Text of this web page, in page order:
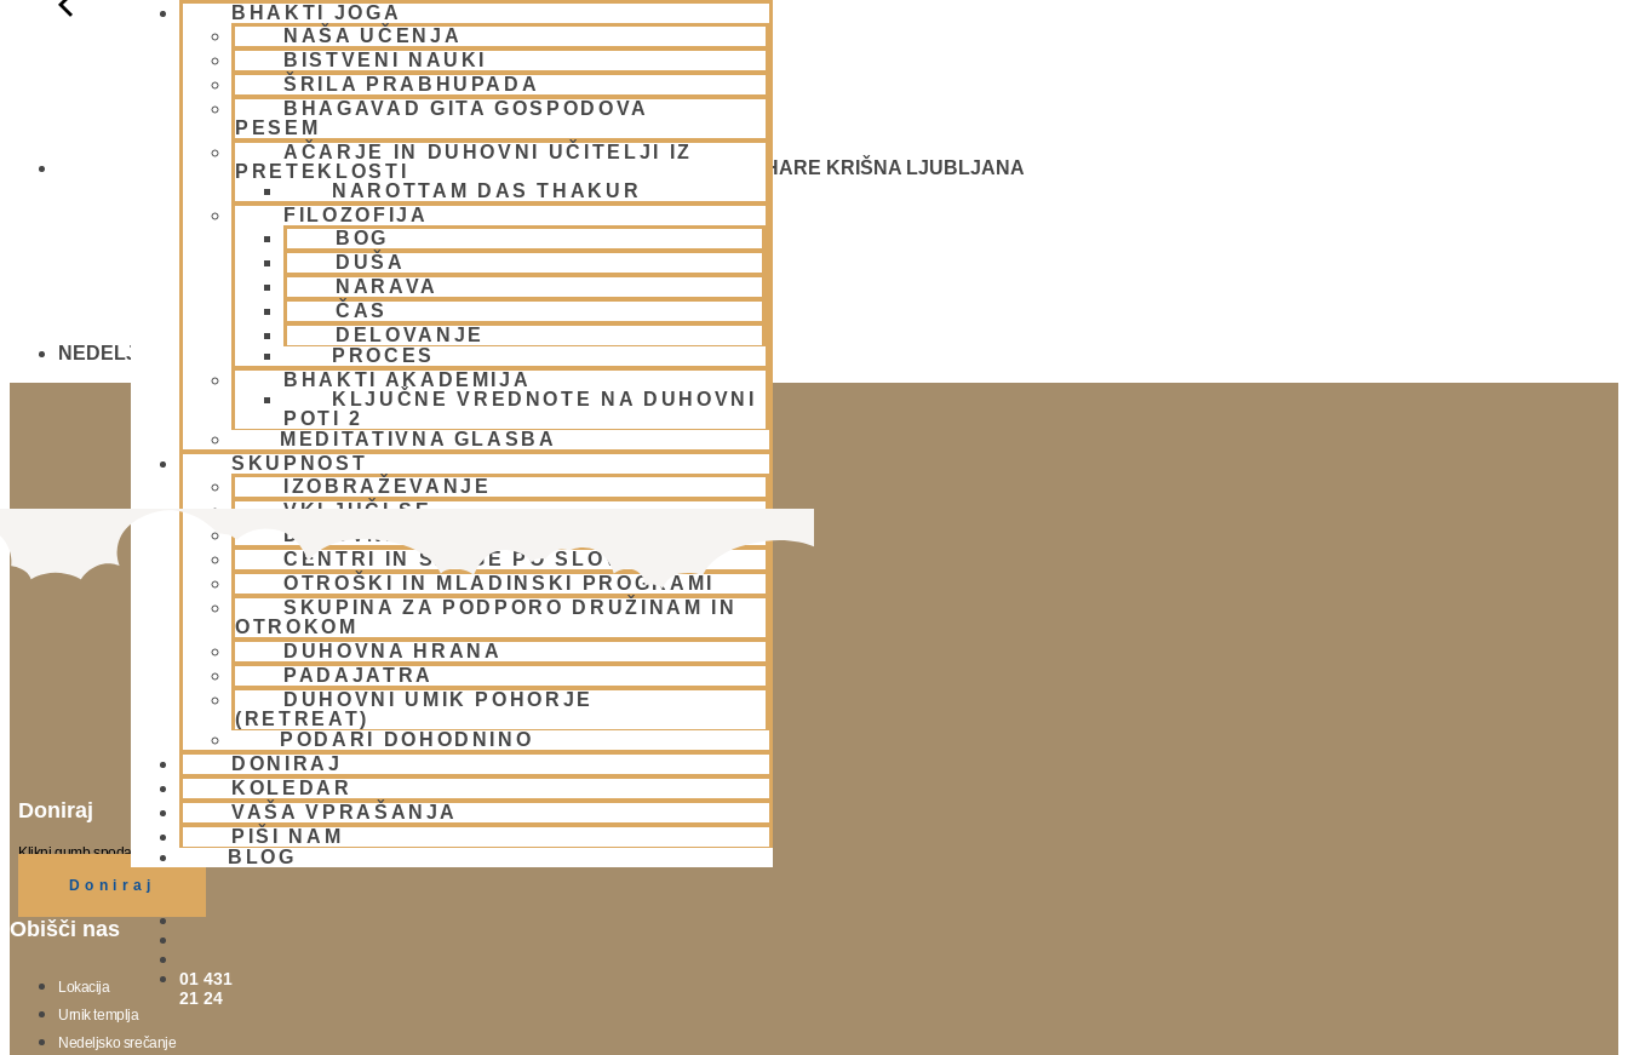
BHAKTI JOGA
NAŠA UČENJA
BISTVENI NAUKI
ŠRILA PRABHUPADA
BHAGAVAD GITA GOSPODOVA
PESEM
AČARJE IN DUHOVNI UČITELJI IZ
PRETEKLOSTI
NAROTTAM DAS THAKUR
FILOZOFIJA
BOG
DUŠA
NARAVA
ČAS
DELOVANJE
PROCES
BHAKTI AKADEMIJA
KLJUČNE VREDNOTE NA DUHOVNI
POTI 2
MEDITATIVNA GLASBA
SKUPNOST
IZOBRAŽEVANJE
VKLJUČI SE
DELOVNE SKUPINE
CENTRI IN SANGE PO SLOVENIJI
OTROŠKI IN MLADINSKI PROGRAMI
SKUPINA ZA PODPORO DRUŽINAM IN
OTROKOM
DUHOVNA HRANA
PADAJATRA
DUHOVNI UMIK POHORJE
(RETREAT)
PODARI DOHODNINO
DONIRAJ
KOLEDAR
VAŠA VPRAŠANJA
PIŠI NAM
BLOG
01 431
21 24
NEDELJSKO SREČANJE - CENTER HARE KRIŠNA LJUBLJANA
NEDELJSKO SREČANJE - CENTER HARE KRIŠNA LJUBLJANA
Doniraj
Klikni gumb spodaj.
Doniraj
Obišči nas
Lokacija
Urnik templja
Nedeljsko srečanje